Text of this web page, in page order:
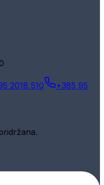
2018 510
+385 95